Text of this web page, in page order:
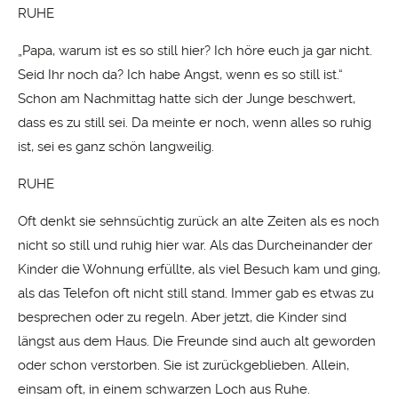
RUHE
„Papa, warum ist es so still hier? Ich höre euch ja gar nicht.
Seid Ihr noch da? Ich habe Angst, wenn es so still ist.“
Schon am Nachmittag hatte sich der Junge beschwert,
dass es zu still sei. Da meinte er noch, wenn alles so ruhig
ist, sei es ganz schön langweilig.
RUHE
Oft denkt sie sehnsüchtig zurück an alte Zeiten als es noch
nicht so still und ruhig hier war. Als das Durcheinander der
Kinder die Wohnung erfüllte, als viel Besuch kam und ging,
als das Telefon oft nicht still stand. Immer gab es etwas zu
besprechen oder zu regeln. Aber jetzt, die Kinder sind
längst aus dem Haus. Die Freunde sind auch alt geworden
oder schon verstorben. Sie ist zurückgeblieben. Allein,
einsam oft, in einem schwarzen Loch aus Ruhe.